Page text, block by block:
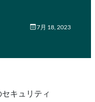
7月 18, 2023
キュリティ